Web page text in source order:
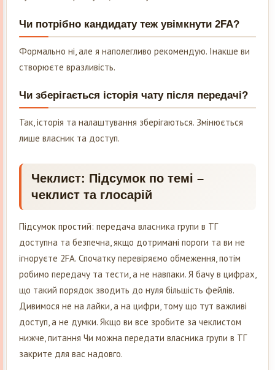
Чи потрібно кандидату теж увімкнути 2FA?
Формально ні, але я наполегливо рекомендую. Інакше ви
створюєте вразливість.
Чи зберігається історія чату після передачі?
Так, історія та налаштування зберігаються. Змінюється
лише власник та доступ.
Чеклист: Підсумок по темі –
чеклист та глосарій
Підсумок простий: передача власника групи в ТГ
доступна та безпечна, якщо дотримані пороги та ви не
ігноруєте 2FA. Спочатку перевіряємо обмеження, потім
робимо передачу та тести, а не навпаки. Я бачу в цифрах,
що такий порядок зводить до нуля більшість фейлів.
Дивимося не на лайки, а на цифри, тому що тут важливі
доступ, а не думки. Якщо ви все зробите за чеклистом
нижче, питання Чи можна передати власника групи в ТГ
закрите для вас надовго.